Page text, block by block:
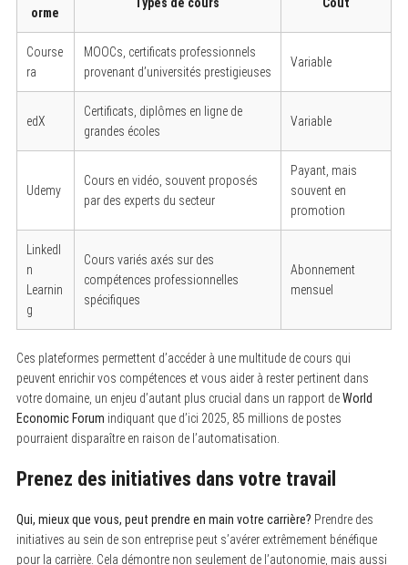
orme
Course
ra
MOOCs, certificats professionnels
provenant d’universités prestigieuses
Variable
edX
Certificats, diplômes en ligne de
grandes écoles
Variable
Udemy
Cours en vidéo, souvent proposés
par des experts du secteur
Payant, mais
souvent en
promotion
LinkedI
n
Learnin
g
Cours variés axés sur des
compétences professionnelles
spécifiques
Abonnement
mensuel
Ces plateformes permettent d’accéder à une multitude de cours qui
peuvent enrichir vos compétences et vous aider à rester pertinent dans
votre domaine, un enjeu d’autant plus crucial dans un rapport deWorld
Economic Forum indiquant que d’ici 2025, 85 millions de postes
pourraient disparaître en raison de l’automatisation.
Prenez des initiatives dans votre travail
Qui, mieux que vous, peut prendre en main votre carrière? Prendre des
initiatives au sein de son entreprise peut s’avérer extrêmement bénéfique
pour la carrière. Cela démontre non seulement de l’autonomie, mais aussi